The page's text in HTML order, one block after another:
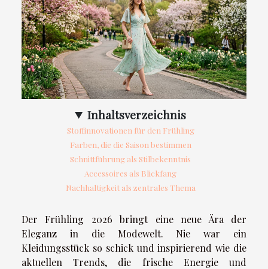
Inhaltsverzeichnis
Stoffinnovationen für den Frühling
Farben, die die Saison bestimmen
Schnittführung als Stilbekenntnis
Accessoires als Blickfang
Nachhaltigkeit als zentrales Thema
Der Frühling 2026 bringt eine neue Ära der
Eleganz in die Modewelt. Nie war ein
Kleidungsstück so schick und inspirierend wie die
aktuellen Trends, die frische Energie und